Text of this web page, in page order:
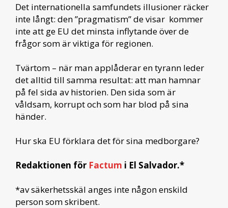
Det internationella samfundets illusioner räcker
inte långt: den ”pragmatism” de visar kommer
inte att ge EU det minsta inflytande över de
frågor som är viktiga för regionen.
Tvärtom – när man applåderar en tyrann leder
det alltid till samma resultat: att man hamnar
på fel sida av historien. Den sida som är
våldsam, korrupt och som har blod på sina
händer.
Hur ska EU förklara det för sina medborgare?
Redaktionen för Factum i El Salvador.*
*av säkerhetsskäl anges inte någon enskild
person som skribent.